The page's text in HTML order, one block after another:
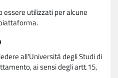
utilizzati per alcune
all'Università degli Studi di
ai sensi degli artt.15,